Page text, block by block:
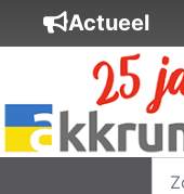
Actueel